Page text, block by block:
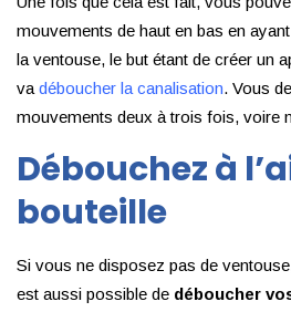
mouvements de haut en bas en
la ventouse, le but étant de créer un
va déboucher la canalisation. Vous
mouvements deux à trois fois, voire
Débouchez à
bouteille
Si vous ne disposez pas de
est aussi possible de déboucher